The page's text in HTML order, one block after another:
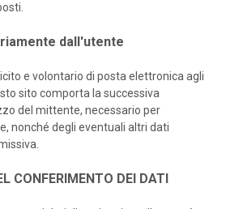
dall'utente
e volontario di posta elettronica agli
sito comporta la successiva
del mittente, necessario per
nonché degli eventuali altri dati
CONFERIMENTO DEI DATI